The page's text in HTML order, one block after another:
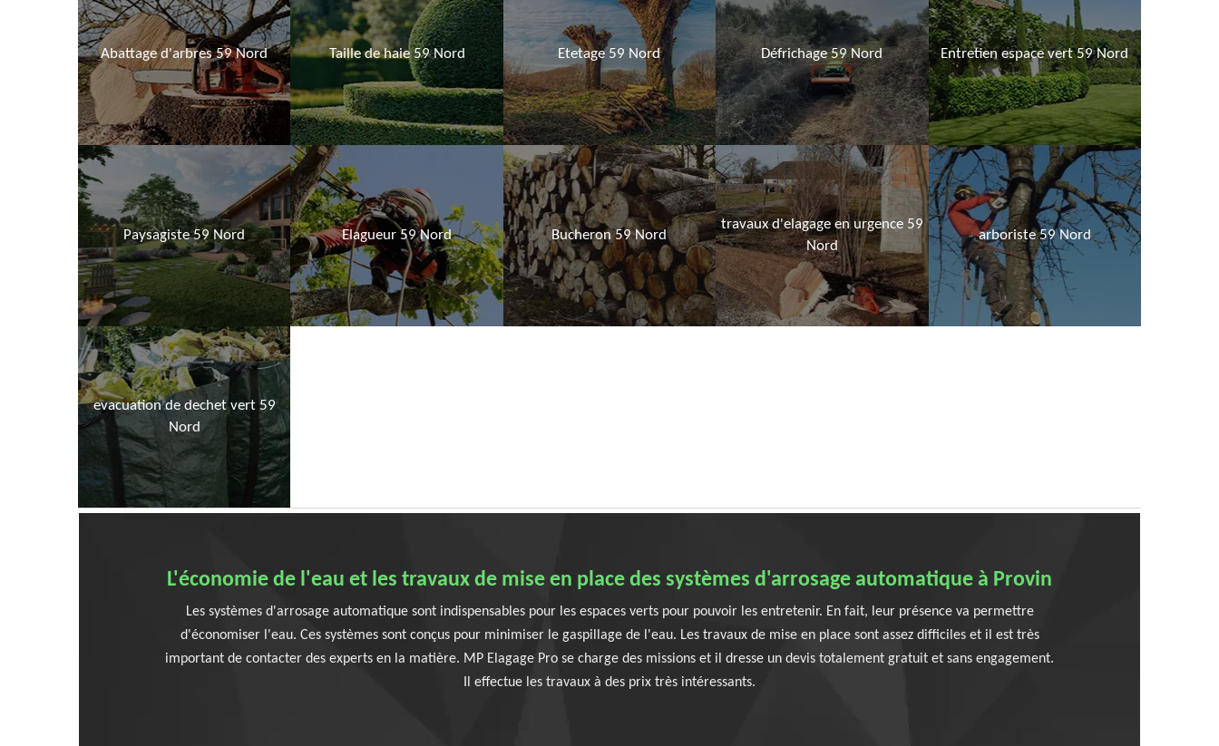
Abattage d'arbres 59 Nord Taille de haie 59 Nord Etetage 59 Nord Défrichage 59 Nord Entretien espace vert 59 Nord
Paysagiste 59 Nord Elagueur 59 Nord Bucheron 59 Nord
travaux d'elagage en urgence 59
Nord
arboriste 59 Nord
evacuation de dechet vert 59
Nord
L'économie de l'eau et les travaux de mise en place des systèmes d'arrosage automatique à Provin
Les systèmes d'arrosage automatique sont indispensables pour les espaces verts pour pouvoir les entretenir. En fait, leur présence va permettre
d'économiser l'eau. Ces systèmes sont conçus pour minimiser le gaspillage de l'eau. Les travaux de mise en place sont assez difficiles et il est très
important de contacter des experts en la matière. MP Elagage Pro se charge des missions et il dresse un devis totalement gratuit et sans engagement.
Il effectue les travaux à des prix très intéressants.